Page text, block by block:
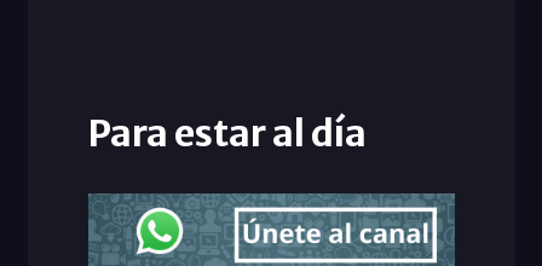
Para estar al día